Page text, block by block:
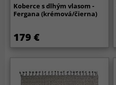
Koberce s dlhým vlasom -
Fergana (krémová/čierna)
179 €